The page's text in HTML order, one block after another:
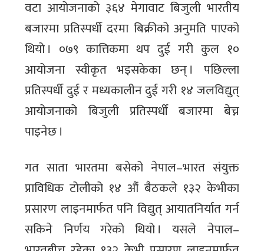
वटा आयोजनाको ३६४ मेगावाट बिजुली भारतीय
बजारमा प्रतिस्पर्धी दरमा बिक्रीको अनुमति पाएको
थियो । ०७९ कात्तिकमा थप दुई गरी कुल १०
आयोजना स्वीकृत भइसकेका छन् । पछिल्ला
प्रतिस्पर्धी दुई र मध्यकालीन दुई गरी १४ जलविद्युत्
आयोजनाको बिजुली प्रतिस्पर्धी बजारमा बेच्न
पाइनेछ ।
गत साता भारतमा बसेको नेपाल–भारत संयुक्त
प्राविधिक टोलीको १४ औं बैठकले १३२ केभीका
प्रसारण लाइनमार्फत पनि विद्युत् आयातनिर्यात गर्न
सकिने निर्णय गरेको थियो । यसले नेपाल–